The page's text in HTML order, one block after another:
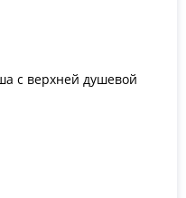
с верхней душевой